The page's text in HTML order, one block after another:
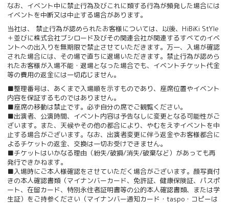
なお、イベント中に禁止行為及びこれに類する行為が頻発した場合には
イベントを中断又は中止する場合があります。
当社は、 禁止行為が認められたお客様については、以後、HiBiKi StYle
＋並びに株式会社ブシロード及びその関連会社が関連するすべてのイベ
ントへの出入りを無期限で禁止させていただきます。万一、入場が確認
された場合には、その場で直ちに退場いただきます。禁止行為が認めら
れたお客様が入場不能・退場となった場合でも、イベントチケット代金
等の費用の返金には一切応じません。
■整理番号は、あくまで入場順を示すものであり、座席位置やイベント
内容を保証するものではありません。
■座席の移動は禁止です。必ず自分の席でご観覧ください。
■出演者、公演時間、イベント内容は予告なしに変更となる可能性がご
ざいます。また、天候やその他の都合により、やむをえずイベントを中
止する場合がございます。なお、出演者変更に伴う返金やお客様都合に
よるチケットの返金、交換は一切お受けできません。
■チケットはいかなる理由（紛失/破損/消失/破棄など）があっても再
発行できかねます。
■入場時にご本人様確認をさせていただく場合がございます。顔写真付
きの本人確認書類（マイナンバーカード、免許証、健康保険証、パスポ
ート、在留カード、特別永住者証明書等の公的本人確認書類、または学
生証）をご持参ください（マイナンバー通知カード・taspo・コピーは